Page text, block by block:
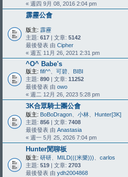
« 週四 9月 08, 2016 2:04 pm
霹靂公會
版主: 霹靂
主題: 617 | 文章: 5142
最後發表 由 Cipher
« 週五 11月 26, 2021 2:31 pm
^O^ Babe's
版主: fifi^^ 可碧
BIBI
主題: 890 | 文章: 11252
最後發表 由 owo
« 週二 12月 26, 2023 5:28 pm
3K合眾騎士團公會
版主: BoBoDragon 小林
Hunter[3K]
主題: 856 | 文章: 7408
最後發表 由 Anastasia
« 週一 5月 25, 2026 7:04 pm
Hunter閒聊板
版主: 研研 MILD(((米樂)))
carlos
主題: 519 | 文章: 2703
最後發表 由 ydh2004868